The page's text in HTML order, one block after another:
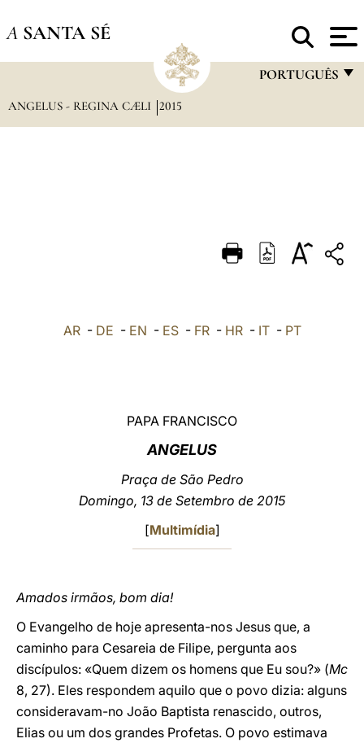
A SANTA SÉ
PORTUGUÊS
DEUTSCH
العربيّة
ANGELUS - REGINA CÆLI 2015
AR- DE - EN - ES- FR- HR- IT- PT
PAPA FRANCISCO
ANGELUS
Praça de São Pedro
Domingo, 13 de Setembro de 2015
[Multimídia]
Amados irmãos, bom dia!
O Evangelho de hoje apresenta-nos Jesus que, a
caminho para Cesareia de Filipe, pergunta aos
discípulos: «Quem dizem os homens que Eu sou?» (Mc
8, 27). Eles respondem aquilo que o povo dizia: alguns
consideravam-no João Baptista renascido, outros,
Elias ou um dos grandes Profetas. O povo estimava